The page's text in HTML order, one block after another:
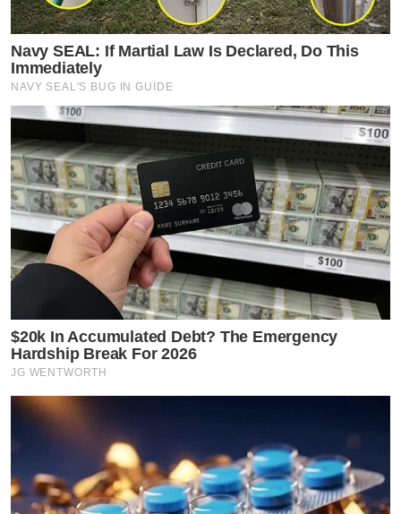
Navy SEAL: If Martial Law Is Declared, Do This
Immediately
NAVY SEAL'S BUG IN GUIDE
$20k In Accumulated Debt? The Emergency
Hardship Break For 2026
JG WENTWORTH